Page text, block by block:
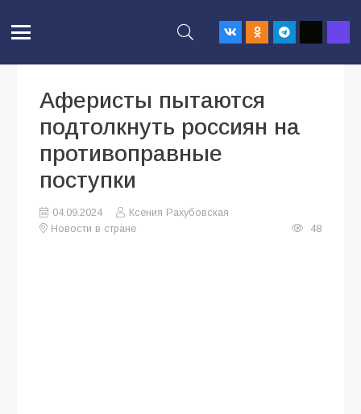
Аферисты пытаются
подтолкнуть россиян на
противоправные
поступки
04.09.2024
Ксения Рахубовская
Новости в стране
48